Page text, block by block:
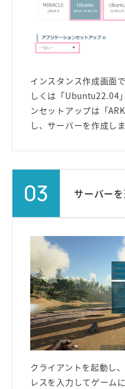
インスタンス作成画面
しくは「Ubuntu22.04
ンセットアップは「
し、サーバーを作成しま
03 サーバー
クライアントを起動し
レスを入力してゲーム